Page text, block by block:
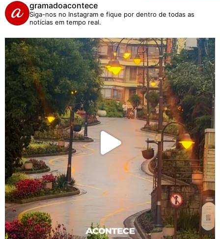
gramadoacontece
Siga-nos no Instagram e fique por dentro de todas as
notícias em tempo real.